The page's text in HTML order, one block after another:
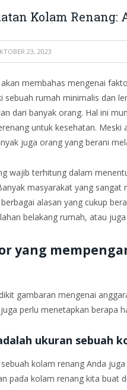
Kolam
23, 2023
membahas mengenai
sebuah rumah minimalis dan
dari banyak orang. Hal ini
untuk kesehatan.
juga orang yang berani
wajib terhitung dalam
masyarakat yang
alasan yang cukup
belakang rumah, atau
yang
gambaran mengenai
perlu menetapkan berapa
ukuran sebuah
kolam renang Anda
pada kolam renang kita buat